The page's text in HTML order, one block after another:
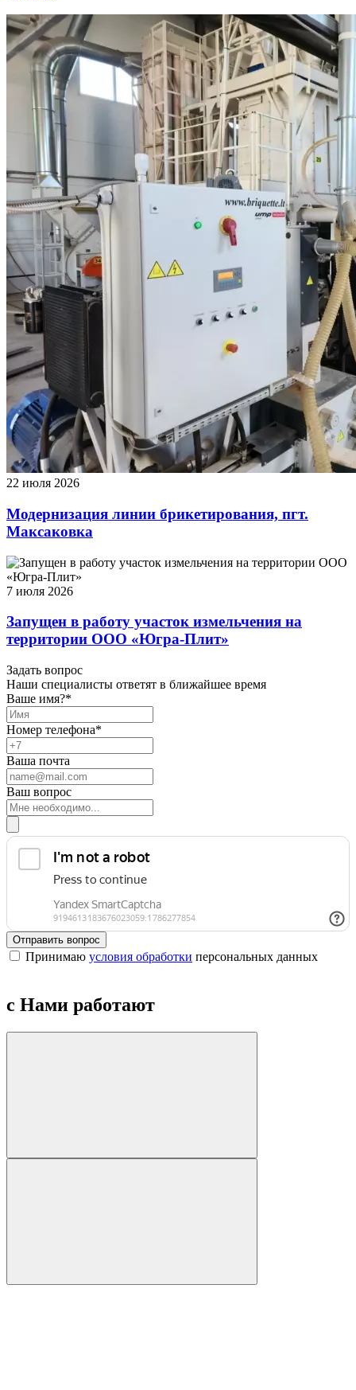
22 июля 2026
Модернизация линии брикетирования, пгт.
Максаковка
7 июля 2026
Запущен в работу участок измельчения на
территории ООО «Югра-Плит»
Задать вопрос
Наши специалисты ответят в ближайшее время
Ваше имя?*
Номер телефона*
Ваша почта
Ваш вопрос
Отправить вопрос
Принимаю условия обработки персональных данных
с Нами работают